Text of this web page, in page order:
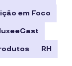
em Foco
RH